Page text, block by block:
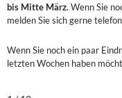
bis Mitte März. Wenn Sie
melden Sie sich gerne
Wenn Sie noch ein paar
letzten Wochen haben